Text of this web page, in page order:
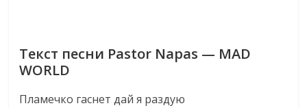
Текст песни Pastor Napas — MAD
WORLD
Пламечко гаснет дай я раздую